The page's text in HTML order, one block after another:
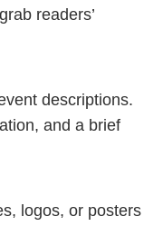
readers’
descriptions.
and a brief
logos, or posters